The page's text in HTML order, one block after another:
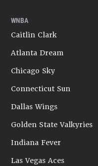
WNBA
Caitlin Clark
Atlanta Dream
Chicago Sky
Connecticut Sun
Dallas Wings
Golden State Valkyries
Indiana Fever
Las Vegas Aces